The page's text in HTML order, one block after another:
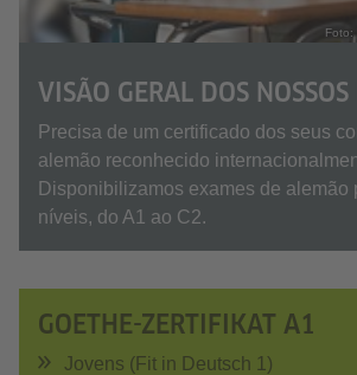
Foto:
VISÃO GERAL DOS
Precisa de um certificado dos seus
alemão reconhecido
Disponibilizamos exames de alemão
níveis, do A1 ao C2.
GOETHE-ZERTIFIKAT A1
Jovens (Fit in Deutsch 1)